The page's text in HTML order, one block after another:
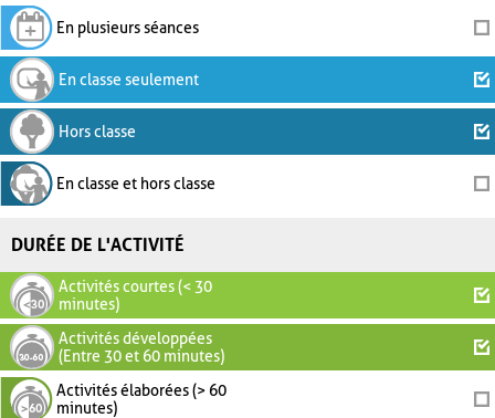
En plusieurs séances
En classe seulement
Hors classe
En classe et hors classe
DURÉE DE L'ACTIVITÉ
Activités courtes (< 30
minutes)
Activités développées
(Entre 30 et 60 minutes)
Activités élaborées (> 60
minutes)